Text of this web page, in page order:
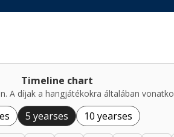
Timeline chart
A díjak a hangjátékokra általában
5 yearses 10 yearses